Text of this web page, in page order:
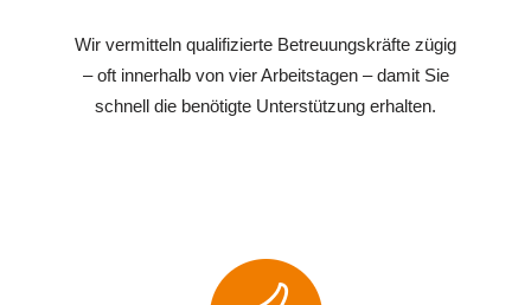
Wir vermitteln qualifizierte Betreuungskräfte zügig
– oft innerhalb von vier Arbeitstagen – damit Sie
schnell die benötigte Unterstützung erhalten.